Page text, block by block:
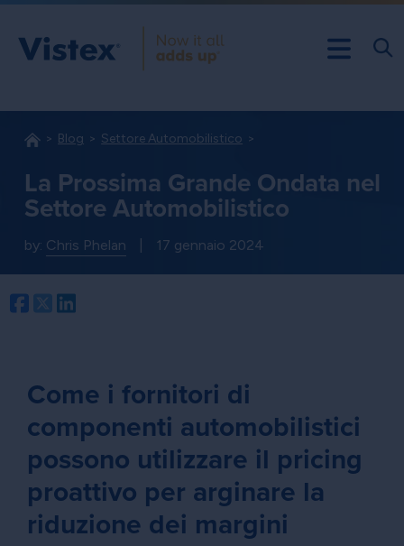
Blog Settore Automobilistico
La Prossima Grande Ondata nel
Settore Automobilistico
by: Chris Phelan 17 gennaio 2024
Facebook
Twitter
Come i fornitori di
componenti automobilistici
possono utilizzare il pricing
proattivo per arginare la
riduzione dei margini